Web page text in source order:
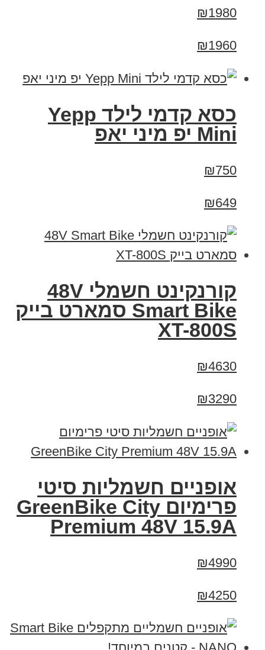
₪1980
₪1960
כסא קדמי לילד Yepp
Mini יפ מיני יאפ
₪750
₪649
קורנקינט חשמלי 48V
Smart Bike סמארט בייק
XT-800S
₪4630
₪3290
אופניים חשמליות סיטי
פרימיום GreenBike City
Premium 48V 15.9A
₪4990
₪4250